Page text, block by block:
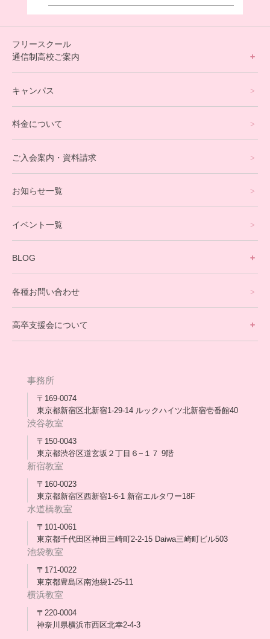
フリースクール
通信制高校ご案内
オンラインコース
eスポーツコース
就労支援コース
英会話・海外留学コース
寮生活サポート
卒業生の今
[家庭訪問カウンセリング]
キャンパス
料金について
ご入会案内・資料請求
お知らせ一覧
イベント一覧
BLOG
保護者交流だより一覧
会長コラム一覧
各種お問い合わせ
高卒支援会について
メディア出演
スタッフ紹介
合格・進路実績
協力団体
理事長・会長あいさつ
保護者会
採用情報
事務所
〒169-0074
東京都新宿区北新宿1-29-14 ルックハイツ北新宿壱番館40
渋谷教室
〒150-0043
東京都渋谷区道玄坂２丁目６−１７ 9階
新宿教室
〒160-0023
東京都新宿区西新宿1-6-1 新宿エルタワー18F
水道橋教室
〒101-0061
東京都千代田区神田三崎町2-2-15 Daiwa三崎町ビル503
池袋教室
〒171-0022
東京都豊島区南池袋1-25-11
横浜教室
〒220-0004
神奈川県横浜市西区北幸2-4-3